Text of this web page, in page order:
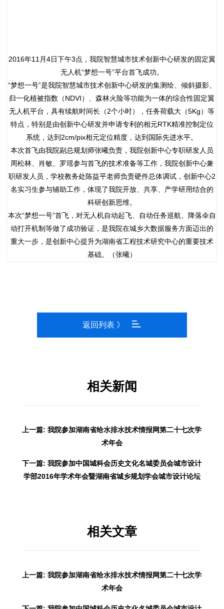
2016年11月4日下午3点，我院智慧城市技术创新中心研发的固定翼
无人机“梦想一号”平台首飞成功。
“梦想一号”是我院智慧城市技术创新中心研发的集测绘、倾斜摄影、
归一化植被指数（NDVI）、森林火险等功能为一体的综合性固定翼
无人机平台，具有续航时间长（2个小时），任务荷载大（5Kg）等
特点，特别是由创新中心研发并申请专利的相元RTK精准控制定位
系统，达到2cm/pix相元定位精度，达到国际先进水平。
本次首飞由我院副总规划师张曦负责，我院创新中心专职研发人员
周松林、肖敏、罗瑶参与首飞的技术准备等工作，我院创新中心兼
职研发人员，学校教务处陈益平老师负责硬件总体调试，创新中心2
名实习生参与辅助工作，体现了我院开放、共享、产学研用结合的
科研创新思维。
本次“梦想一号”首飞，对无人机自动起飞、自动任务巡航、降落伞自
动打开机制等做了成功验证，是我院在城乡大数据服务方面迈出的
重大一步，是创新中心提升为湖南省工程技术研究中心的重要技术
基础。（张曦）
返回列表 》
相关新闻
上一篇: 我院参加湖南省给水排水技术情报网第二十七次学
术年会
下一篇: 我院参加中国城科会历史文化名城委员会城市设计
学部2016年学术年会暨湖南省城乡规划学会城市设计论坛
相关文章
上一篇: 我院参加湖南省给水排水技术情报网第二十七次学
术年会